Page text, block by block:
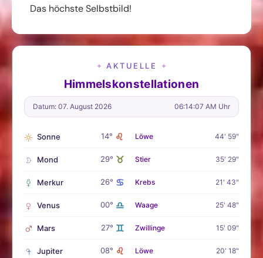
Das höchste Selbstbild!
✦ AKTUELLE ✦
Himmelskonstellationen
Datum: 07. August 2026 06:14:09 AM Uhr
Sonne 14° ♌ Löwe 44' 59"
Mond 29° ♉ Stier 35' 29"
Merkur 26° ♋ Krebs 21' 43"
Venus 00° ♎ Waage 25' 48"
Mars 27° ♊ Zwillinge 15' 09"
Jupiter 08° ♌ Löwe 20' 18"